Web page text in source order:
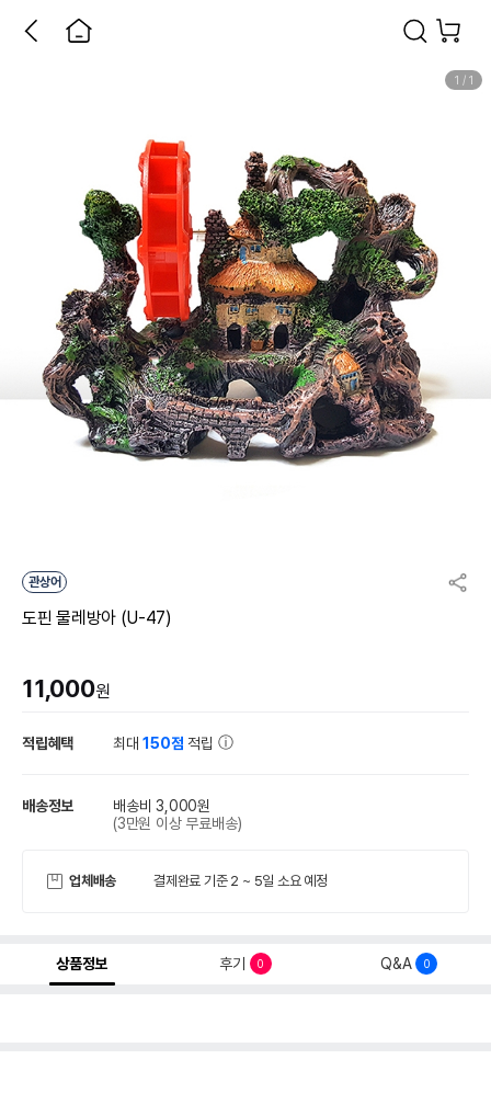
1 / 1
관상어
도핀 물레방아 (U-47)
11,000원
적립혜택 최대150점 적립
배송정보
배송비 3,000원
(3만원 이상 무료배송)
업체배송 결제완료 기준 2 ~ 5일 소요 예정
상품정보 후기 0 Q&A 0